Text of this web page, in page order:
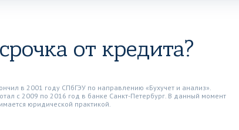
от кредита?
в 2001 году СПбГЭУ по направлению «Бухучет и анализ».
с 2009 по 2016 год в банке Санкт-Петербург. В данный момент
юридической практикой.